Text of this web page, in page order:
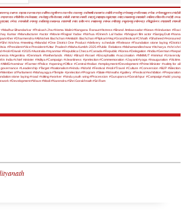
#आगरा #इटावा #उन्नाव#एटा#औरैया#कुशीनगर #कन्नौज #कानपुर #कौशाम्बी #कासगंज #खीरी#गाजीपुर#गोरखपुर #गाजियाबाद #गोंडा #गौतमबुद्धनगर #चंदौली
#प्रयागराज #पीलीभीत #फर्रुखाबाद #फतेहपुर #फिरोजाबाद #बरेली #बागपत #बस्ती #बदायूं #बहराइच #बुलंदशहर #बांदा #बलरामपुर #बाराबंकी #बलिया #बिजनौर #भदोही #मऊ
#मेरठ #रायबरेली #रामपुर #ललितपुर #लखनऊ #वाराणसी #संत कबीर नगर #सहारनपुर #संभल #सीतापुर #सुल्तानपुर #सोनभद्र#सिद्धार्थनगर #श्रावस्ती #शामली
#Madhur Bhandarkar #Prakash Jha #Hema Malini #Kangana Ranaut #Actress #Brand Ambassador #News #Hindustan #Ravi
Kumar #Manufacturer #actor #Movie #Rajpal Yadav #Nirhua #Dinesh Lal Yadav #bhojpuri film actor #SanjayDutt #Nana
Kher #Dharmendra#Abhishek Bachchan #Amitabh Bachchan #Flipkart#Aaj#Grand festival #Chhath #Shaheed #Honoured
#Shri Krishna #meeting #Mandal #One District One Product #delivery schedule #Release #Foundation stone laying #District
#President #Vice President #Uttar Pradesh #Maha Kumbh-2025 #Public Relations #Mahamandleshwar #Acharya #shri shri
#Holi #Diwali #2025 #Australia #myanmar #Republica Checa#Canada #Republic #Korea #Delegation #India #German #Nepal
#Argentina #Denmark #Netherlands #MoU #Brazil #Israel #Encephalitis #vaccination #MMMUT #mmmut #University
in India #chief minister #Aditya #Campaign #cleanliness #prelection #Commemoration #Jayanti #yoga #inauguration #Victims
#AIIMS #seminar #Farmer #Police #opening #Office #Central #Indian #employment #Development #Prime Minister #safety for all
governance #Leadership #Target #Nationalism #Hindu #World #Festival #Holi #Travel #Culture #Conversion #BJP #Election
#Member of Parliament #Mahayagya #Temple #prelection #Program #State #Wreaths #gallery #Festival #exhibition #Preparation
stone laying #road #sitting #worker #hindu youth wing #Procession #Guruparva #Gorakhpur #Campaign #add young
work #Development#Wave #Modi #Narendra #Shri Gorakhnath #Sri Ram